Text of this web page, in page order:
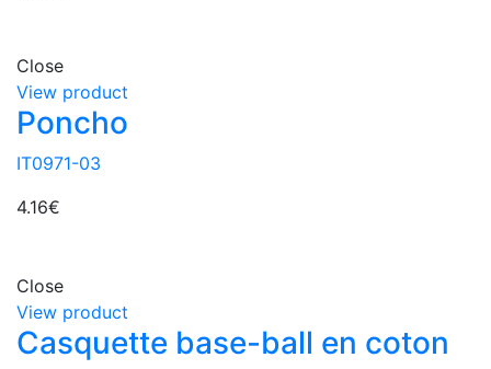
Close
View product
Poncho
IT0971-03
4.16€
Close
View product
Casquette base-ball en coton